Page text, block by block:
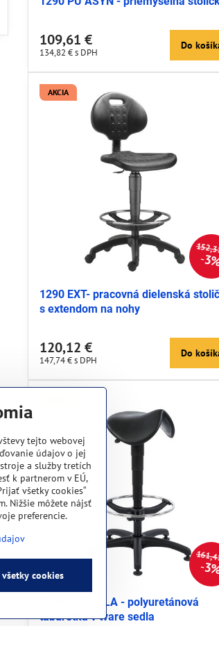
109,61 €
134,82 €s DPH
Do
AKCIA
1290 EXT- pracovná dielenská
s extendom na nohy
120,12 €
147,74 €s DPH
Do
1290 PU SELLA - polyuretánová
taburetka v tvare sedla
tejto webovej
údajov o jej
a služby tretích
k partnerom v EÚ,
všetky cookies“
Nižšie môžete nájsť
preferencie.
cookies